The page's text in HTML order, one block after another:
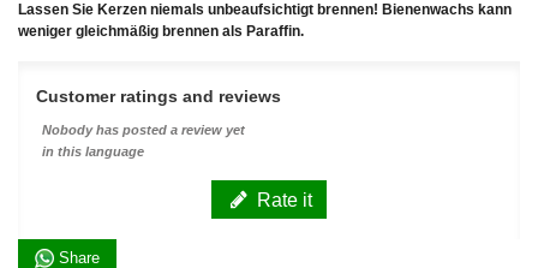
Lassen Sie Kerzen niemals unbeaufsichtigt brennen! Bienenwachs kann
weniger gleichmäßig brennen als Paraffin.
Customer ratings and reviews
Nobody has posted a review yet
in this language
Rate it
Share